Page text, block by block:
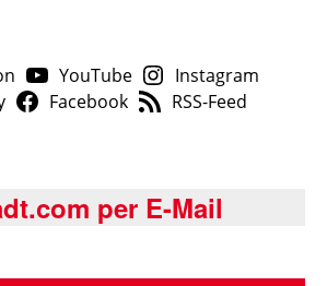
YouTube
Instagram
Facebook RSS-Feed
per E-Mail